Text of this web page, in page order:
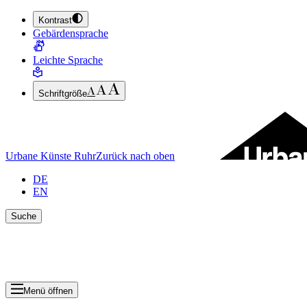
ZUM HAUPTINHALT SPRINGEN (ENTER DRÜCKEN)
ZUM FUSSBEREICH SPRINGEN (ENTER DRÜCKEN)
Kontrast
Gebärdensprache
Leichte Sprache
Schriftgröße
Urbane Künste RuhrZurück nach oben
DE
EN
Suche
Menü öffnen